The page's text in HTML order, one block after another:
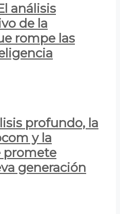
análisis
de la
rompe las
profundo, la
y la
promete
generación